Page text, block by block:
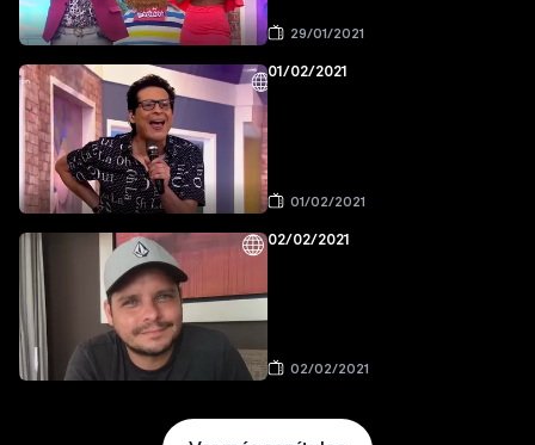
29/01/2021
01/02/2021
01/02/2021
02/02/2021
02/02/2021